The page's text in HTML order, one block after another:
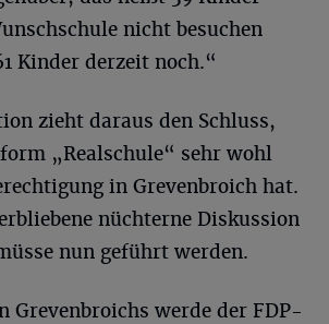
nicht besuchen
Kinder derzeit noch.“
zieht daraus den Schluss,
„Realschule“ sehr wohl
in Grevenbroich hat.
nüchterne Diskussion
nun geführt werden.
Grevenbroichs werde der FDP-